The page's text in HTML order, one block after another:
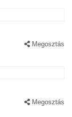
Megosztás
Megosztás